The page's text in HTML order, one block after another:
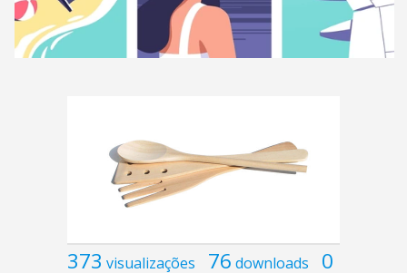
373 visualizações 76 downloads 0